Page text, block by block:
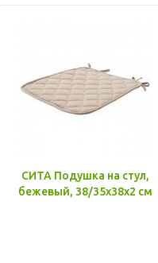
СИТА Подушка на стул,
бежевый, 38/35x38x2 см